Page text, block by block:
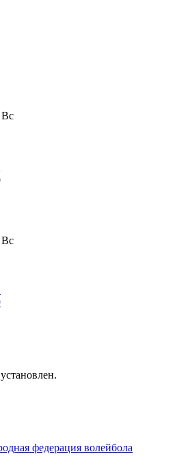
Вс
Вс
федерация волейбола